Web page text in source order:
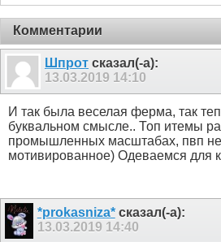
Комментарии
Шпрот сказал(-а):
13.03.2019 14:10
И так была веселая ферма, так
буквальном смысле.. Топ итемы
промышленных масштабах, пвп
мотивированное) Одеваемся для
*prokasniza*сказал(-а):
13.03.2019 14:40